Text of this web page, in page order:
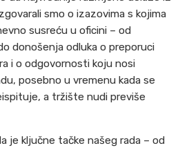
smo o izazovima s kojima
susreću u oficini – od
donošenja odluka o preporuci
i o odgovornosti koju nosi
posebno u vremenu kada se
a tržište nudi previše
je ključne tačke našeg rada – od